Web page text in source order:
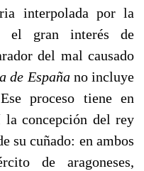
interpolada por la
el gran interés de
del mal causado
de Españano incluye
proceso tiene en
concepción del rey
su cuñado: en ambos
de aragoneses,